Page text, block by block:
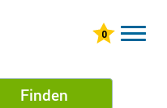
Finden